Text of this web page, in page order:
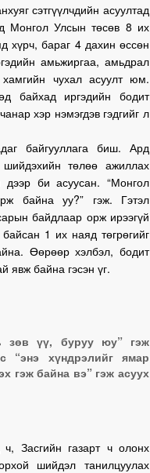
сэтгүүлчдийн асуултад
Монгол Улсын төсөв 8 их
хүрч, бараг 4 дахин өссөн
амьжиргаа, амьдрал
чухал асуулт юм.
байхад иргэдийн бодит
хэр нэмэгдэв гэдгийг л
байгууллага биш. Ард
төлөө ажиллах
би асуусан. “Монгол
байна уу?” гэж. Гэтэл
байдлаар орж ирээгүй
1 их наяд төгрөгийг
Өөрөөр хэлбэл, бодит
явж байна гэсэн үг.
зөв үү, буруу юу” гэж
“энэ хүндрэлийг ямар
гэж байна вэ” гэж асуух
Засгийн газарт ч олонх
шийдэл танилцуулах